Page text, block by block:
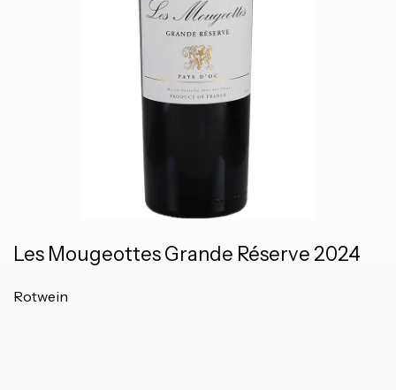
Les Mougeottes Grande Réserve 2024
Rotwein